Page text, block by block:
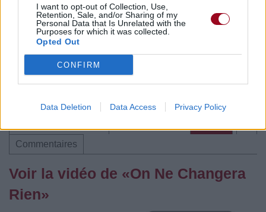
I want to opt-out of Collection, Use,
Retention, Sale, and/or Sharing of my
Personal Data that Is Unrelated with the
Purposes for which it was collected.
Opted Out
CONFIRM
Data Deletion Data Access Privacy Policy
Vous aimez chanter, apprenez la guitare chez
Télécharger légalement les MP3 sur
Télécharger légalement les MP3 ou trouver le CD sur
Trouver des vinyles et des CD sur
Trouver un instrument de musique ou une partition au
meilleur prix sur
Commentaires
Voir la vidéo de «On Ne Changera
Rien»